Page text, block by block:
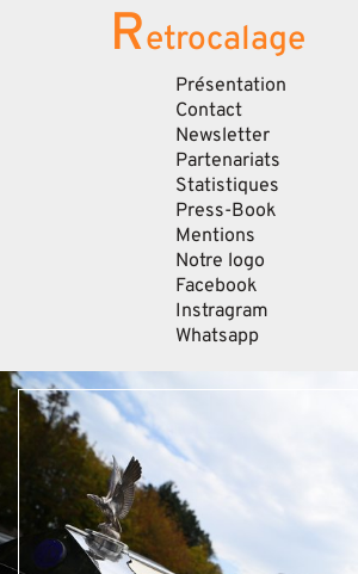
Retrocalage
Présentation
Contact
Newsletter
Partenariats
Statistiques
Press-Book
Mentions
Notre logo
Facebook
Instragram
Whatsapp